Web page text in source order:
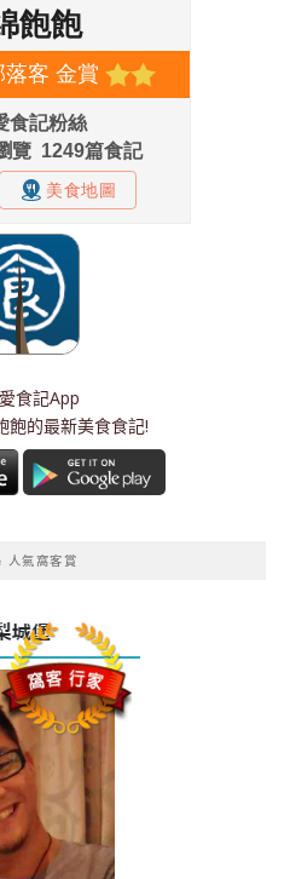
愛食記App
飽的最新美食食記!
人氣窩客賞